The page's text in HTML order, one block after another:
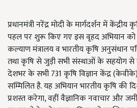
प्रधानमंत्री नरेंद्र मोदी के मार्गदर्शन में केंद्रीय
पहल पर शुरू किए गए इस वृहद अभियान को
कल्याण मंत्रालय व भारतीय कृषि अनुसंधान
तथा कृषि से जुड़ी सभी संस्थाओं के सहयोग से
देशभर के सभी 731 कृषि विज्ञान केंद्र (केवीके)
सम्मिलित है. यह अभियान भारतीय कृषि की
प्रशस्त करेगा, वहीं वैज्ञानिक नवाचार और